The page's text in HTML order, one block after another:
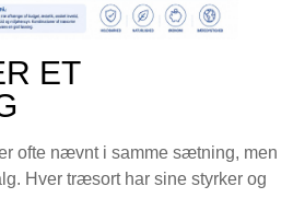
ET
ofte nævnt i samme sætning, men
Hver træsort har sine styrker og